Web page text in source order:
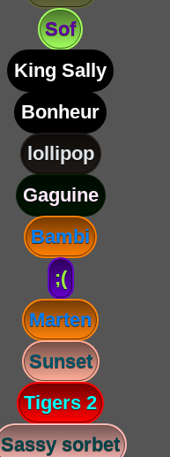
Sof
King Sally
Bonheur
lollipop
Gaguine
Bambi
;(
Marten
Sunset
Tigers 2
Sassy sorbet